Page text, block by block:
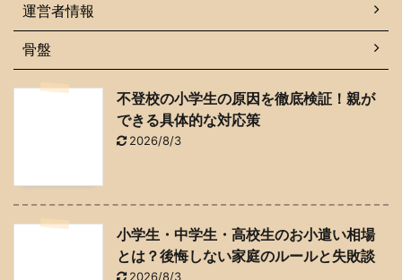
運営者情報
骨盤
不登校の小学生の原因を徹底検証！親が
できる具体的な対応策
2026/8/3
小学生・中学生・高校生のお小遣い相場
とは？後悔しない家庭のルールと失敗談
2026/8/3